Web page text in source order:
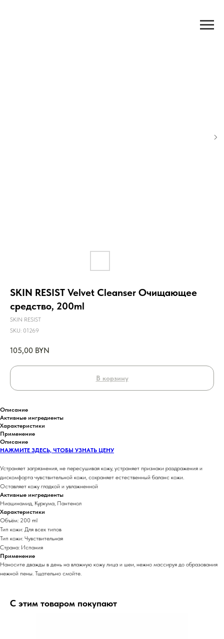
SKIN RESIST Velvet Cleanser Очищающее
средство, 200ml
SKIN RESIST
SKU: 01269
105,00 BYN
В корзину
Описание
Активные ингредиенты
Характеристики
Применение
Описание
НАЖМИТЕ ЗДЕСЬ, ЧТОБЫ УЗНАТЬ ЦЕНУ
Устраняет загрязнения, не пересушивая кожу, устраняет признаки раздражения и
дискомфорта чувствительной кожи, сохраняет естественный баланс кожи.
Оставляет кожу гладкой и увлажненной
Активные ингредиенты
Ниацинамид, Куркума, Пантенол
Характеристики
Объём: 200 ml
Тип кожи: Для всех типов
Тип кожи: Чувствительная
Страна: Испания
Применение
Наносите дважды в день на влажную кожу лица и шеи, нежно массируя до образования
нежной пены. Тщательно смойте.
С этим товаром покупают